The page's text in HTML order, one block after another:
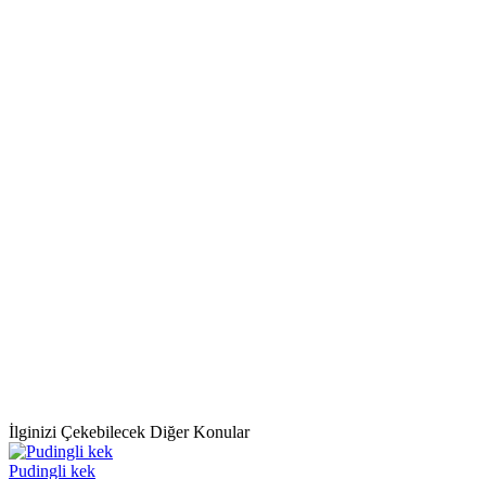
İlginizi Çekebilecek Diğer Konular
Pudingli kek